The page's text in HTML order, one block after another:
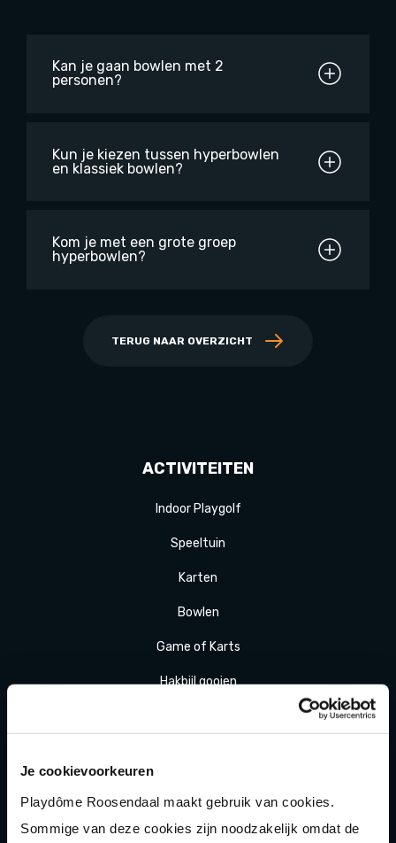
Je cookievoorkeuren
Playdôme Roosendaal maakt gebruik van cookies.
Sommige van deze cookies zijn noodzakelijk omdat de
Kan je gaan bowlen met 2
personen?
Kun je kiezen tussen hyperbowlen
en klassiek bowlen?
Kom je met een grote groep
hyperbowlen?
TERUG NAAR OVERZICHT
ACTIVITEITEN
Indoor Playgolf
Speeltuin
Karten
Bowlen
Game of Karts
Hakbijl gooien